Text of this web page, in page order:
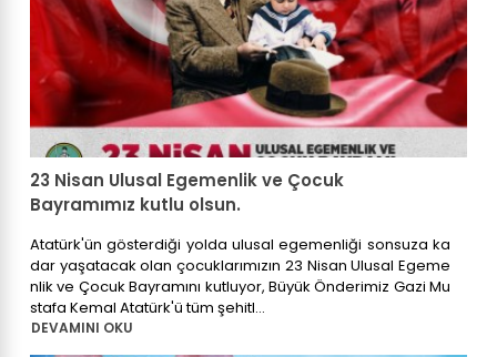
23 Nisan Ulusal Egemenlik ve Çocuk
Bayramımız kutlu olsun.
Atatürk'ün gösterdiği yolda ulusal egemenliği sonsuza ka
dar yaşatacak olan çocuklarımızın 23 Nisan Ulusal Egeme
nlik ve Çocuk Bayramını kutluyor, Büyük Önderimiz Gazi Mu
stafa Kemal Atatürk'ü tüm şehitl...
DEVAMINI OKU